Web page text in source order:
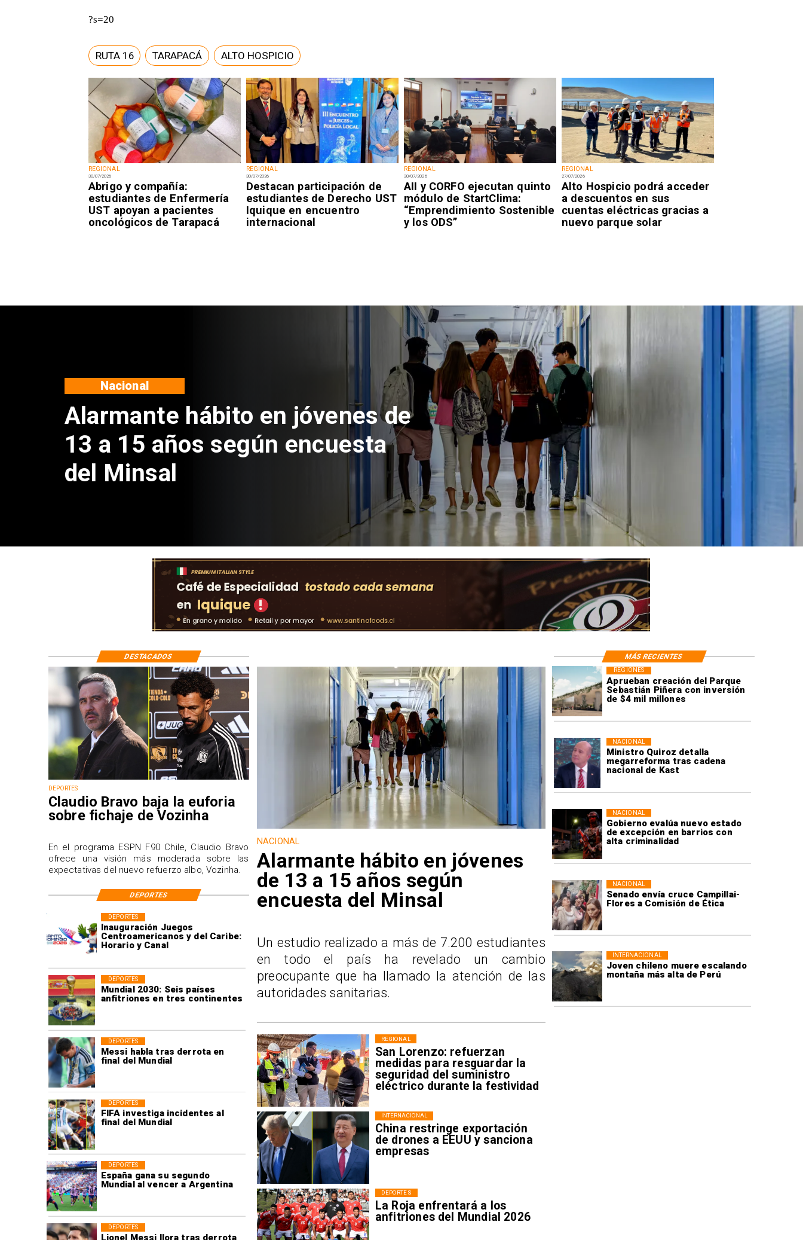
REGIONAL
30/07/2026
Abrigo y compañía:
estudiantes de Enfermería
UST apoyan a pacientes
oncológicos de Tarapacá
REGIONAL
30/07/2026
Destacan participación de
estudiantes de Derecho UST
Iquique en encuentro
internacional
REGIONAL
30/07/2026
AII y CORFO ejecutan quinto
módulo de StartClima:
“Emprendimiento Sostenible
y los ODS”
REGIONAL
27/07/2026
Alto Hospicio podrá acceder
a descuentos en sus
cuentas eléctricas gracias a
nuevo parque solar
?s=20
RUTA 16 TARAPACÁ ALTO HOSPICIO
Claudio Bravo baja la euforia
sobre fichaje de Vozinha
Deportes
Aprueban creación del Parque
Sebastián Piñera con inversión
de $4 mil millones
REGIONES
Ministro Quiroz detalla
megarreforma tras cadena
nacional de Kast
NACIONAL
Gobierno evalúa nuevo estado
de excepción en barrios con
alta criminalidad
NACIONAL
Senado envía cruce Campillai-
Flores a Comisión de Ética
NACIONAL
Joven chileno muere escalando
montaña más alta de Perú
INTERNACIONAL
Inauguración Juegos
Centroamericanos y del Caribe:
Horario y Canal
DEPORTES
Mundial 2030: Seis países
anfitriones en tres continentes
DEPORTES
Messi habla tras derrota en
final del Mundial
DEPORTES
FIFA investiga incidentes al
final del Mundial
DEPORTES
España gana su segundo
Mundial al vencer a Argentina
DEPORTES
Lionel Messi llora tras derrota
DEPORTES
San Lorenzo: refuerzan
medidas para resguardar la
seguridad del suministro
eléctrico durante la festividad
REGIONAL
China restringe exportación
de drones a EEUU y sanciona
empresas
INTERNACIONAL
La Roja enfrentará a los
anfitriones del Mundial 2026
DEPORTES
DEPORTES
Claudio Bravo baja la euforia
sobre fichaje de Vozinha
En el programa ESPN F90 Chile, Claudio Bravo
ofrece una visión más moderada sobre las
expectativas del nuevo refuerzo albo, Vozinha.
NACIONAL
Alarmante hábito en jóvenes
de 13 a 15 años según
encuesta del Minsal
Un estudio realizado a más de 7.200 estudiantes
en todo el país ha revelado un cambio
preocupante que ha llamado la atención de las
autoridades sanitarias.
DESTACADOS MÁS RECIENTES
DEPORTES